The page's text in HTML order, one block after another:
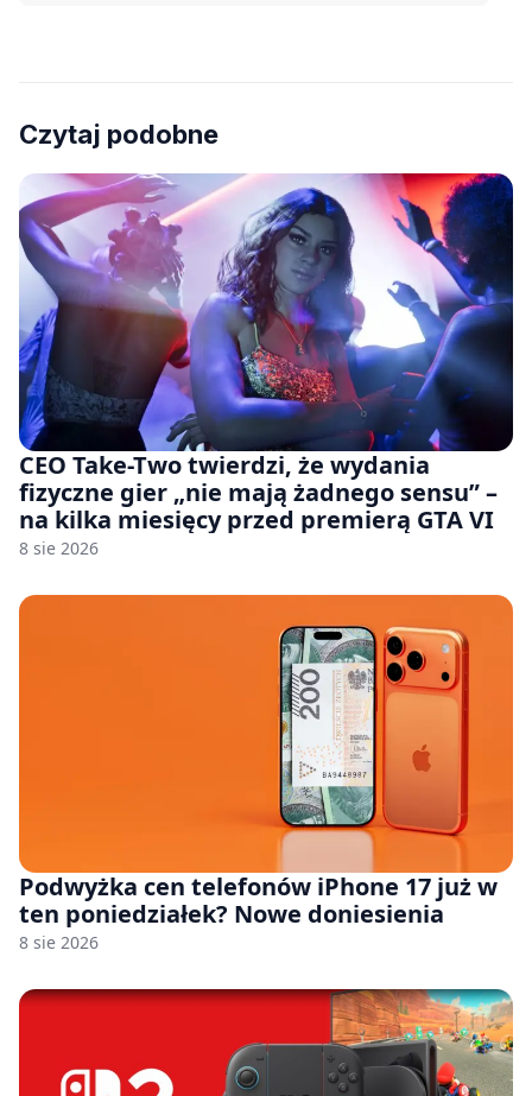
Czytaj podobne
CEO Take-Two twierdzi, że wydania
fizyczne gier „nie mają żadnego sensu” –
na kilka miesięcy przed premierą GTA VI
8 sie 2026
Podwyżka cen telefonów iPhone 17 już w
ten poniedziałek? Nowe doniesienia
8 sie 2026